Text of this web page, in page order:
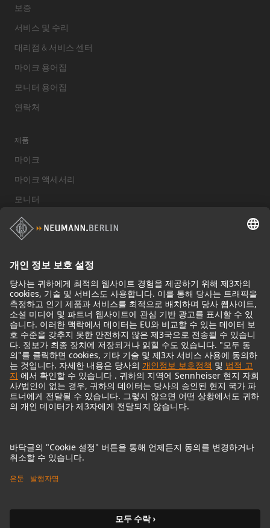
보증
서비스 및 수리
대리점 & 서비스 센터
마이크 용어집
모니터 용어집
연락처
제품
마이크
마이크 액세서리
모니터
스튜디오 모니터 액세서리
헤드폰
기념적인 마이크
Audio Interface
Imprint
Privacy policy